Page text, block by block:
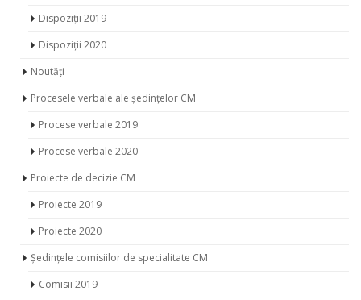
Dispoziții 2019
Dispoziții 2020
Noutăți
Procesele verbale ale ședințelor CM
Procese verbale 2019
Procese verbale 2020
Proiecte de decizie CM
Proiecte 2019
Proiecte 2020
Ședințele comisiilor de specialitate CM
Comisii 2019